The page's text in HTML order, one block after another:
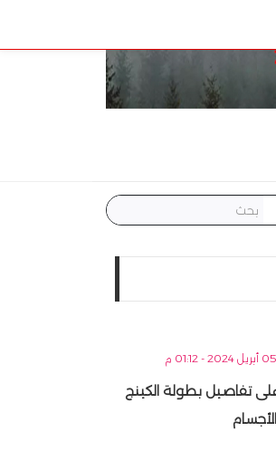
تفاصيل بطولة الكينج